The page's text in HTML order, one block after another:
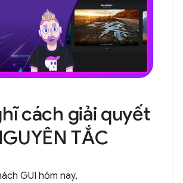
cách giải quyết
TẮC
GUI hôm nay,